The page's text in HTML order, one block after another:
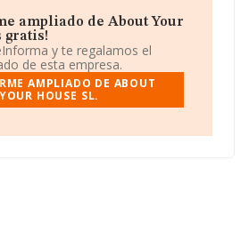
un 200% y según las cifras
de datos de INFORMA, el número
por encima de la media de
House S.L , B87903266, se
José Cela núm. 10 Ptl 4 3 B,
ampliado de About Your
gratis!
y te regalamos el
de esta empresa.
AMPLIADO DE ABOUT
YOUR HOUSE SL.